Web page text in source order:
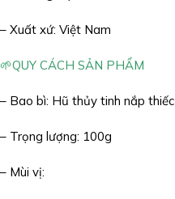
– Xuất xứ: Việt Nam
🌱QUY CÁCH SẢN PHẨM
– Bao bì: Hũ thủy tinh nắp thiếc
– Trọng lượng: 100g
– Mùi vị: